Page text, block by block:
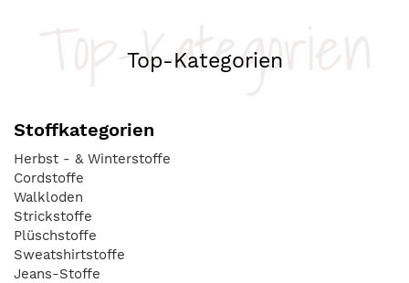
Top-Kategorien
Top-Kategorien
Stoffkategorien
Herbst - & Winterstoffe
Cordstoffe
Walkloden
Strickstoffe
Plüschstoffe
Sweatshirtstoffe
Jeans-Stoffe